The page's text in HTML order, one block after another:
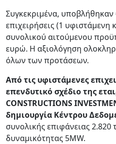
Συγκεκριμένα, υποβλήθηκαν
επιχειρήσεις (1
συνολικού αιτούμενου
ευρώ. Η αξιολόγηση
όλων των προτάσεων.
Από τις υφιστάμενες
επενδυτικό σχέδιο της
CONSTRUCTIONS
δημιουργία Κέντρου
συνολικής επιφάνειας
δυναμικότητας 5MW.